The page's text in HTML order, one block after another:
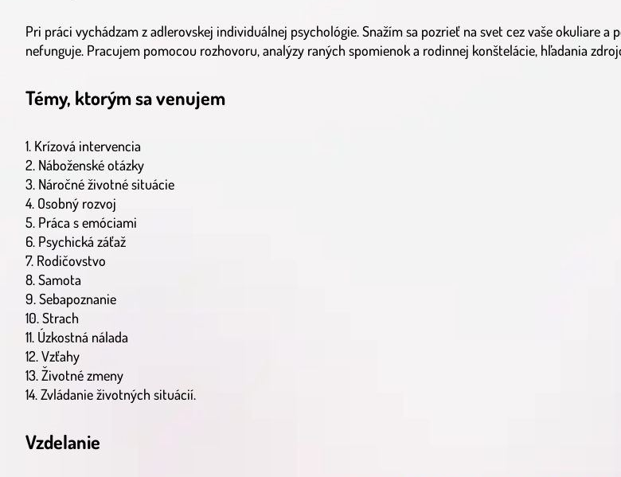
Pri práci vychádzam z adlerovskej individuálnej psychológie. Snažím sa pozrieť na svet cez vaše okuliare
nefunguje. Pracujem pomocou rozhovoru, analýzy raných spomienok a rodinnej konštelácie, hľadania
Témy, ktorým sa venujem
1. Krízová intervencia
2. Náboženské otázky
3. Náročné životné situácie
4. Osobný rozvoj
5. Práca s emóciami
6. Psychická záťaž
7. Rodičovstvo
8. Samota
9. Sebapoznanie
10. Strach
11. Úzkostná nálada
12. Vzťahy
13. Životné zmeny
14. Zvládanie životných situácií.
Vzdelanie